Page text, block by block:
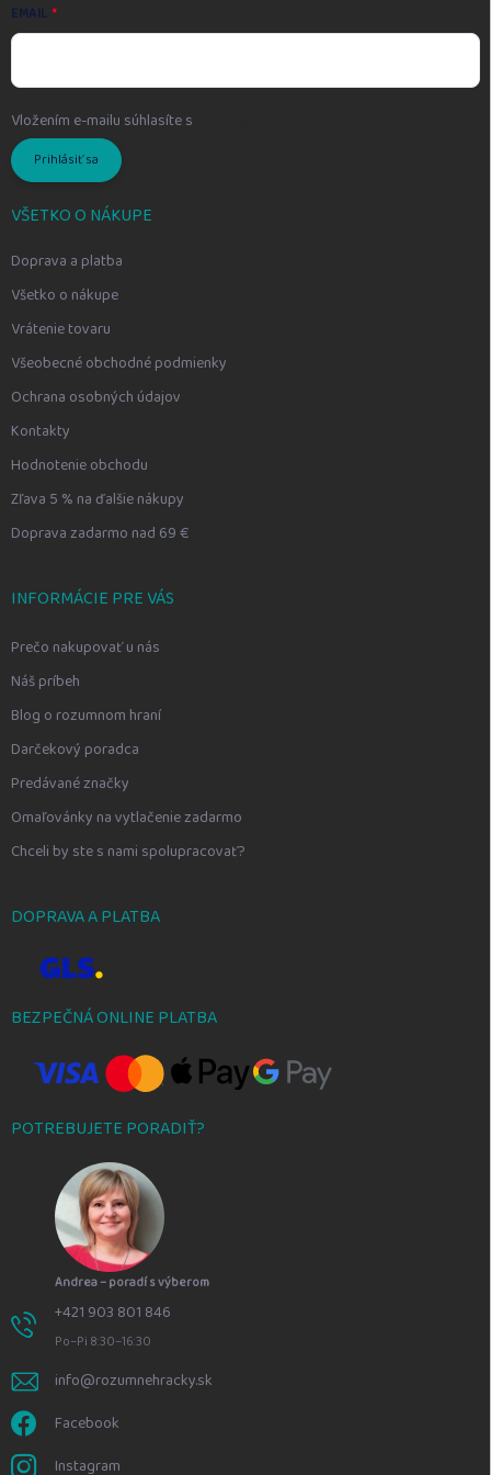
EMAIL
Vložením e-mailu súhlasíte s
Prihlásiť sa
VŠETKO O NÁKUPE
Doprava a platba
Všetko o nákupe
Vrátenie tovaru
Všeobecné obchodné podmienky
Ochrana osobných údajov
Kontakty
Hodnotenie obchodu
Zľava 5 % na ďalšie nákupy
Doprava zadarmo nad 69 €
INFORMÁCIE PRE VÁS
Prečo nakupovať u nás
Náš príbeh
Blog o rozumnom hraní
Darčekový poradca
Predávané značky
Omaľovánky na vytlačenie zadarmo
Chceli by ste s nami spolupracovať?
DOPRAVA A PLATBA
BEZPEČNÁ ONLINE PLATBA
POTREBUJETE PORADIŤ?
Andrea – poradí s výberom
+421 903 801 846
Po–Pi 8:30–16:30
info@rozumnehracky.sk
Facebook
Instagram